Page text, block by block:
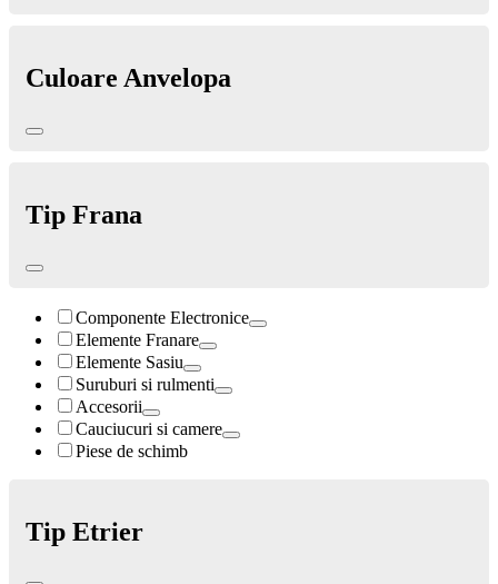
Culoare Anvelopa
Tip Frana
Componente Electronice
Elemente Franare
Elemente Sasiu
Suruburi si rulmenti
Accesorii
Cauciucuri si camere
Piese de schimb
Tip Etrier